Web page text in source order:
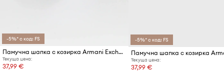
-5%* с код: FS
Памучна шапка с козирка Armani Exchange
Текуща цена:
37,99 €
-5%* с код: FS
Текуща цена:
37,99 €